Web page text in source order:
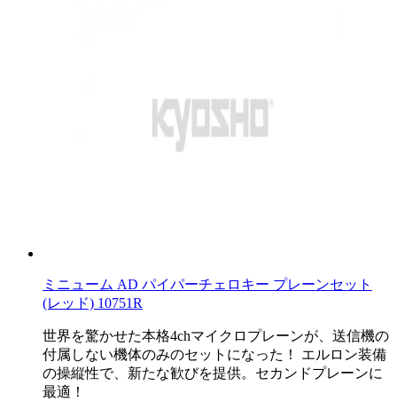
ミニューム AD パイパーチェロキー プレーンセット
(レッド) 10751R
世界を驚かせた本格4chマイクロプレーンが、送信機の
付属しない機体のみのセットになった！ エルロン装備
の操縦性で、新たな歓びを提供。セカンドプレーンに
最適！